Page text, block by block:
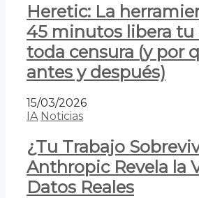
Heretic: La
45 minutos libera tu
toda censura (y por
antes y después)
15/03/2026
IA Noticias
¿Tu Trabajo
Anthropic Revela la
Datos Reales